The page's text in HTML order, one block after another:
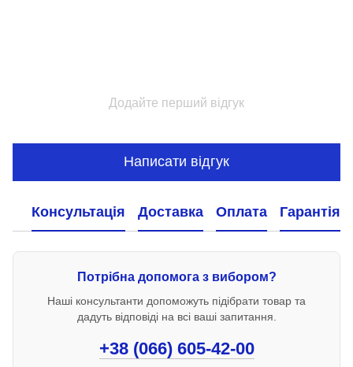
Додайте перший відгук
Написати відгук
Консультація Доставка Оплата Гарантія
Потрібна допомога з вибором?
Наші консультанти допоможуть підібрати товар та
дадуть відповіді на всі ваші запитання.
+38 (066) 605-42-00